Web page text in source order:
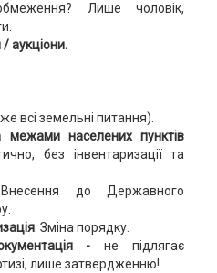
Лише чоловік,
/ аукціони.
всі земельні питання).
населених пунктів
без інвентаризації та
до Державного
. Зміна порядку.
- не підлягає
лише затвердженню!